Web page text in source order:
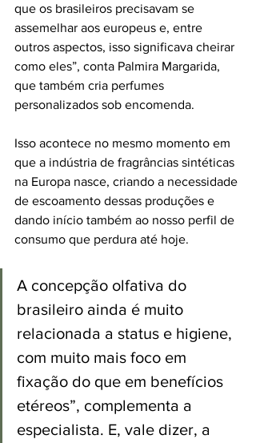
que os brasileiros precisavam se
assemelhar aos europeus e, entre
outros aspectos, isso significava cheirar
como eles”, conta Palmira Margarida,
que também cria perfumes
personalizados sob encomenda.
Isso acontece no mesmo momento em
que a indústria de fragrâncias sintéticas
na Europa nasce, criando a necessidade
de escoamento dessas produções e
dando início também ao nosso perfil de
consumo que perdura até hoje.
A concepção olfativa do
brasileiro ainda é muito
relacionada a status e higiene,
com muito mais foco em
fixação do que em benefícios
etéreos”, complementa a
especialista. E, vale dizer, a